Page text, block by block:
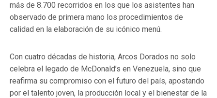
más de 8.700 recorridos en los que los asistentes han
observado de primera mano los procedimientos de
calidad en la elaboración de su icónico menú.
Con cuatro décadas de historia, Arcos Dorados no solo
celebra el legado de McDonald’s en Venezuela, sino que
reafirma su compromiso con el futuro del país, apostando
por el talento joven, la producción local y el bienestar de la